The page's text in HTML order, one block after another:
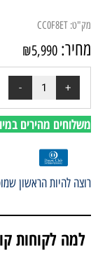
מק"ט: CC0F8ET
מחיר: ₪5,990
משלוחים מהירים במיוחד עד 7
רוצה להיות הראשון
למה לקוחות